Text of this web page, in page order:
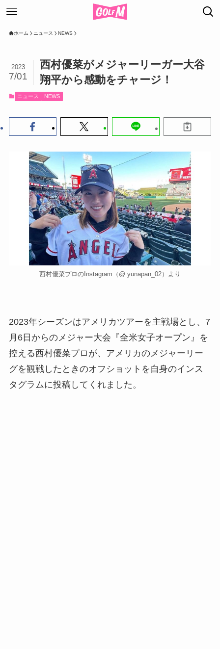
ホーム ニュース NEWS
西村優菜がメジャーリーガー大谷
翔平から感動をチャージ！
2023
7/01
ニュース NEWS
西村優菜プロのInstagram（@ yunapan_02）より
2023年シーズンはアメリカツアーを主戦場とし、7
月6日からのメジャー大会『全米女子オープン』を
控える西村優菜プロが、アメリカのメジャーリー
グを観戦したときのオフショットを自身のインス
タグラムに投稿してくれました。